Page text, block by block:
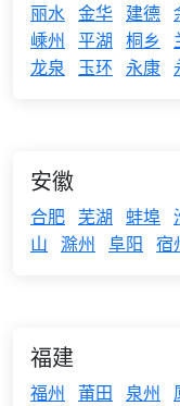
丽水 金华 建德
嵊州 平湖 桐乡
龙泉
玉环 永康
安徽
合肥 芜湖 蚌埠
山 滁州 阜阳 宿
福建
福州 莆田 泉州